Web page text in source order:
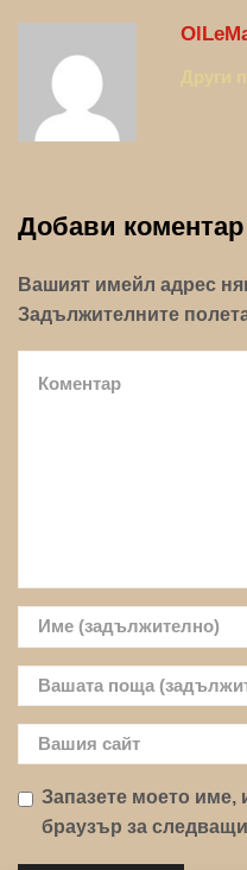
Добави коментар
Вашият имейл адрес
Задължителните
Запазете моето име,
браузър за